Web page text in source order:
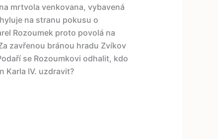
mrtvola venkovana, vybavená
na stranu pokusu o
Rozoumek proto povolá na
zavřenou bránou hradu Zvíkov
se Rozoumkovi odhalit, kdo
Karla IV. uzdravit?